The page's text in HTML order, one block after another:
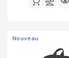
Nouveau